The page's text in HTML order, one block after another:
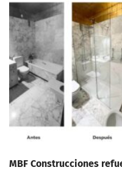
MBF Construcciones